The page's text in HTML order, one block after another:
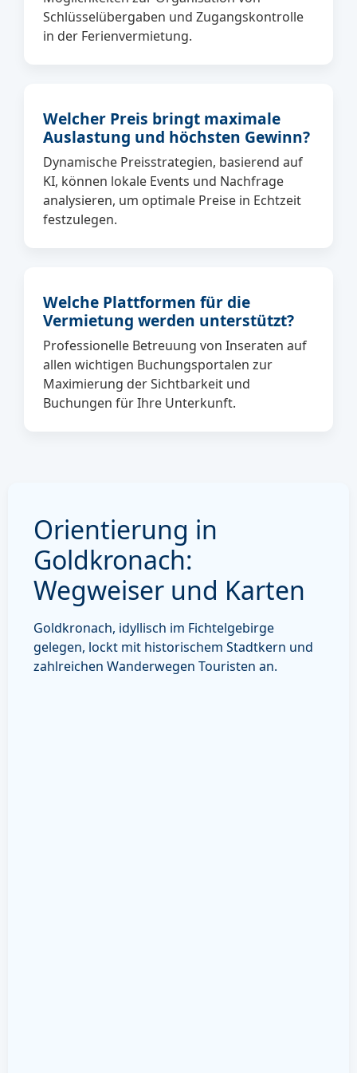
Schlüsselübergaben und Zugangskontrolle
in der Ferienvermietung.
Welcher Preis bringt maximale
Auslastung und höchsten Gewinn?
Dynamische Preisstrategien, basierend auf
KI, können lokale Events und Nachfrage
analysieren, um optimale Preise in Echtzeit
festzulegen.
Welche Plattformen für die
Vermietung werden unterstützt?
Professionelle Betreuung von Inseraten auf
allen wichtigen Buchungsportalen zur
Maximierung der Sichtbarkeit und
Buchungen für Ihre Unterkunft.
Orientierung in
Goldkronach:
Wegweiser und Karten
Goldkronach, idyllisch im Fichtelgebirge
gelegen, lockt mit historischem Stadtkern und
zahlreichen Wanderwegen Touristen an.